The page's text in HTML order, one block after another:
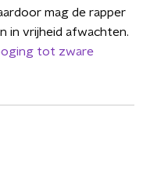
mag de rapper
in vrijheid afwachten.
tot zware